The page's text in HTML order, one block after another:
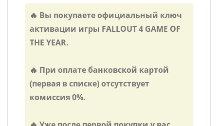
🔥 Вы покупаете официальный ключ
активации игры FALLOUT 4 GAME OF
THE YEAR.
🔥 При оплате банковской картой
(первая в списке) отсутствует
комиссия 0%.